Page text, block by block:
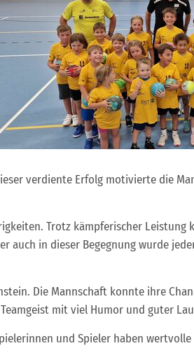
verdiente Erfolg motivierte die
Trotz kämpferischer Leistung
auch in dieser Begegnung wurde
Die Mannschaft konnte ihre
mit viel Humor und guter
und Spieler haben